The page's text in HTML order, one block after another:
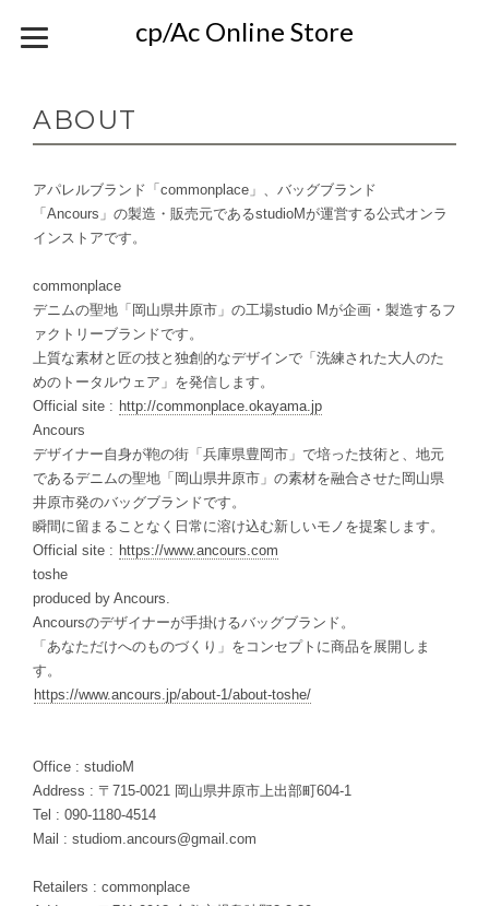
cp/Ac Online Store
ABOUT
アパレルブランド「commonplace」、バッグブランド
「Ancours」の製造・販売元であるstudioMが運営する公式オンラ
インストアです。
commonplace
デニムの聖地「岡山県井原市」の工場studio Mが企画・製造するフ
ァクトリーブランドです。
上質な素材と匠の技と独創的なデザインで「洗練された大人のた
めのトータルウェア」を発信します。
Official site : http://commonplace.okayama.jp
Ancours
デザイナー自身が鞄の街「兵庫県豊岡市」で培った技術と、地元
であるデニムの聖地「岡山県井原市」の素材を融合させた岡山県
井原市発のバッグブランドです。
瞬間に留まることなく日常に溶け込む新しいモノを提案します。
Official site : https://www.ancours.com
toshe
produced by Ancours.
Ancoursのデザイナーが手掛けるバッグブランド。
「あなただけへのものづくり」をコンセプトに商品を展開しま
す。
https://www.ancours.jp/about-1/about-toshe/
Office : studioM
Address : 〒715-0021 岡山県井原市上出部町604-1
Tel : 090-1180-4514
Mail : studiom.ancours@gmail.com
Retailers : commonplace